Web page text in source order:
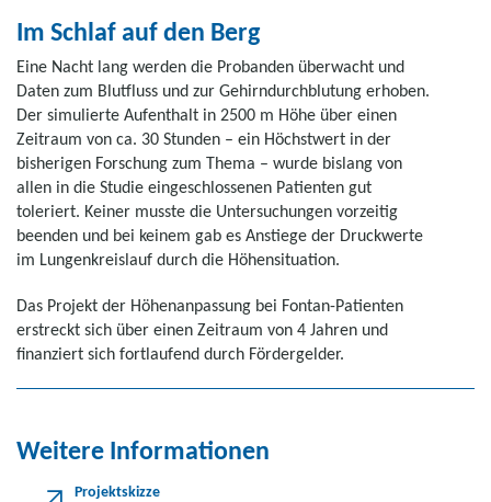
Im Schlaf auf den Berg
Eine Nacht lang werden die Probanden überwacht und
Daten zum Blutfluss und zur Gehirndurchblutung erhoben.
Der simulierte Aufenthalt in 2500 m Höhe über einen
Zeitraum von ca. 30 Stunden – ein Höchstwert in der
bisherigen Forschung zum Thema – wurde bislang von
allen in die Studie eingeschlossenen Patienten gut
toleriert. Keiner musste die Untersuchungen vorzeitig
beenden und bei keinem gab es Anstiege der Druckwerte
im Lungenkreislauf durch die Höhensituation.
Das Projekt der Höhenanpassung bei Fontan-Patienten
erstreckt sich über einen Zeitraum von 4 Jahren und
finanziert sich fortlaufend durch Fördergelder.
Weitere Informationen
Projektskizze